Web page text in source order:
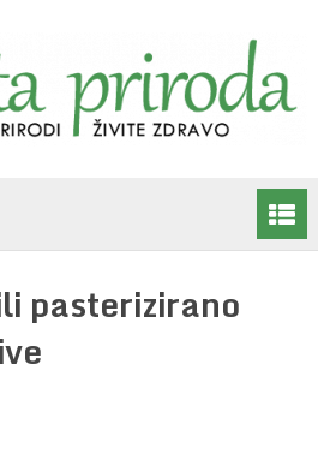
pasterizirano